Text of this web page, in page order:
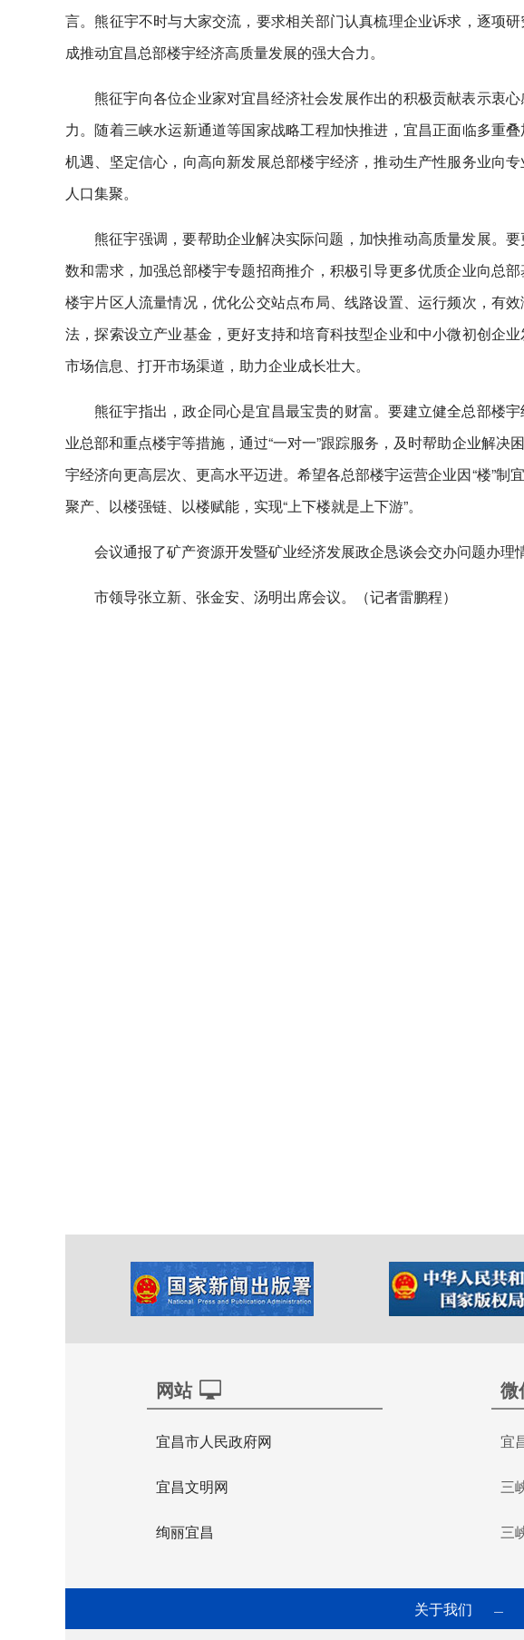
言。熊征宇不时与大家交流，要求相关部门认真梳理企业诉求，逐项
成推动宜昌总部楼宇经济高质量发展的强大合力。
熊征宇向各位企业家对宜昌经济社会发展作出的积极贡献表示衷
力。随着三峡水运新通道等国家战略工程加快推进，宜昌正面临多重
机遇、坚定信心，向高向新发展总部楼宇经济，推动生产性服务业向
人口集聚。
熊征宇强调，要帮助企业解决实际问题，加快推动高质量发展。
数和需求，加强总部楼宇专题招商推介，积极引导更多优质企业向总
楼宇片区人流量情况，优化公交站点布局、线路设置、运行频次，有
法，探索设立产业基金，更好支持和培育科技型企业和中小微初创企
市场信息、打开市场渠道，助力企业成长壮大。
熊征宇指出，政企同心是宜昌最宝贵的财富。要建立健全总部楼
业总部和重点楼宇等措施，通过“一对一”跟踪服务，及时帮助企业解
宇经济向更高层次、更高水平迈进。希望各总部楼宇运营企业因“楼”
聚产、以楼强链、以楼赋能，实现“上下楼就是上下游”。
会议通报了矿产资源开发暨矿业经济发展政企恳谈会交办问题办理
市领导张立新、张金安、汤明出席会议。 （记者雷鹏程）
网站
宜昌市人民政府网
宜昌文明网
绚丽宜昌
微
宜
三
三
关于我们 —